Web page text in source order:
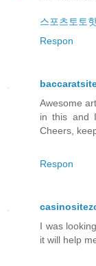
스포츠토토
Respon
Awesome
in this and
Cheers,
Respon
I was
it will help